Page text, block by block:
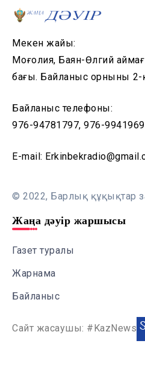
Мекен жайы:
Моңғолия, Баян-Өлгий
бағы. Байланыс орнының 2-
Байланыс телефоны:
976-94781797, 976-
E-mail:
© 2022, Барлық құқықтар
Жаңа дәуір жаршысы
Газет туралы
Жарнама
Байланыс
Сайт жасаушы: #KazNews